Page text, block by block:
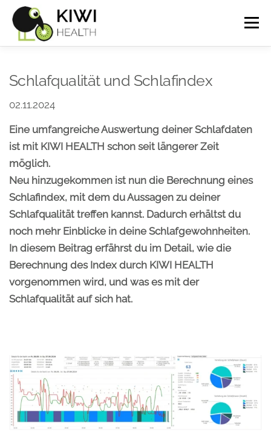
Zum
Inhalt
springen
Menü
Mein Konto
Warenkorb
English(Englisch)
Schlafqualität und Schlafindex
02.11.2024
Eine umfangreiche Auswertung deiner Schlafdaten
ist mit KIWI HEALTH schon seit längerer Zeit
möglich.
Neu hinzugekommen ist nun die Berechnung eines
Schlafindex, mit dem du Aussagen zu deiner
Schlafqualität treffen kannst. Dadurch erhältst du
noch mehr Einblicke in deine Schlafgewohnheiten.
In diesem Beitrag erfährst du im Detail, wie die
Berechnung des Index durch KIWI HEALTH
vorgenommen wird, und was es mit der
Schlafqualität auf sich hat.